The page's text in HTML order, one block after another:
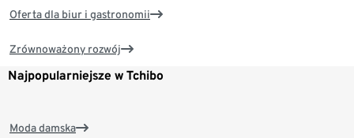
Oferta dla biur i gastronomii
Zrównoważony rozwój
Najpopularniejsze w Tchibo
Moda damska